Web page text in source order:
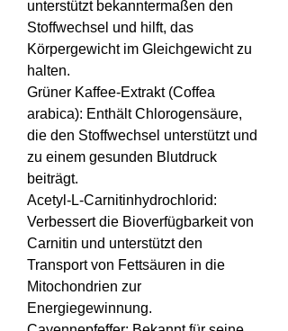
unterstützt bekanntermaßen den
Stoffwechsel und hilft, das
Körpergewicht im Gleichgewicht zu
halten.
Grüner Kaffee-Extrakt (Coffea
arabica): Enthält Chlorogensäure,
die den Stoffwechsel unterstützt und
zu einem gesunden Blutdruck
beiträgt.
Acetyl-L-Carnitinhydrochlorid:
Verbessert die Bioverfügbarkeit von
Carnitin und unterstützt den
Transport von Fettsäuren in die
Mitochondrien zur
Energiegewinnung.